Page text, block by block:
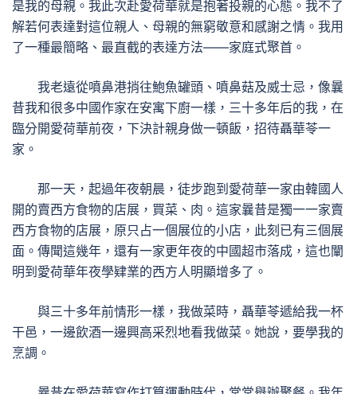
是我的母親。我此次赴愛荷華就是抱著投親的心態。我不了
解若何表達對這位親人、母親的無窮敬意和感謝之情。我用
了一種最簡略、最直截的表達方法——家庭式聚首。
我老遠從噴鼻港捎往鮑魚罐頭、噴鼻菇及威士忌，像曩
昔我和很多中國作家在安寓下廚一樣，三十多年后的我，在
臨分開愛荷華前夜，下決計親身做一頓飯，招待聶華苓一
家。
那一天，起過年夜朝晨，徒步跑到愛荷華一家由韓國人
開的賣西方食物的店展，買菜、肉。這家曩昔是獨一一家賣
西方食物的店展，原只占一個展位的小店，此刻已有三個展
面。傳聞這幾年，還有一家更年夜的中國超市落成，這也闡
明到愛荷華年夜學肄業的西方人明顯增多了。
與三十多年前情形一樣，我做菜時，聶華苓遞給我一杯
干邑，一邊飲酒一邊興高采烈地看我做菜。她說，要學我的
烹調。